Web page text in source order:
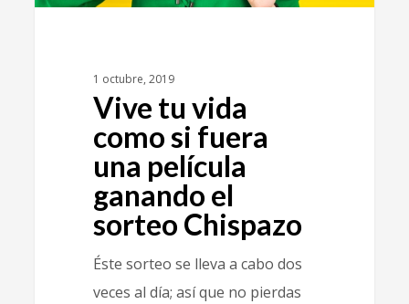
1 octubre, 2019
Vive tu vida
como si fuera
una película
ganando el
sorteo Chispazo
Éste sorteo se lleva a cabo dos
veces al día; así que no pierdas